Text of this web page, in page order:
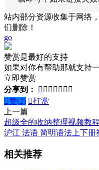
站内部分资源收集于网络
们删除！
go
赞赏是最好的支持
如果对你有帮助那就支持
立即赞赏
分享到：
      
赞(2) 打赏
上一篇
超级全的收纳整理视频教程
沪江 法语 简明语法上下册
相关推荐